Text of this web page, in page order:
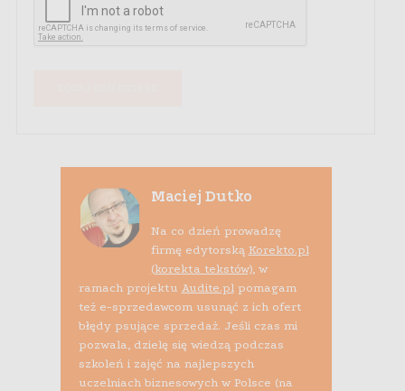
Maciej Dutko
Na co dzień prowadzę
firmę edytorską Korekto.pl
(korekta tekstów), w
ramach projektu Audite.plpomagam
też e-sprzedawcom usunąć z ich ofert
błędy psujące sprzedaż. Jeśli czas mi
pozwala, dzielę się wiedzą podczas
szkoleń i zajęć na najlepszych
uczelniach biznesowych w Polsce (na